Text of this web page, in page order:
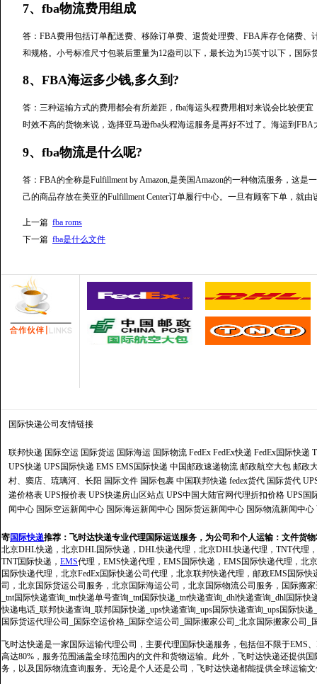
7、fba物流费用组成
答：FBA费用包括订单配送费、移除订单费、退货处理费、FBA库存仓储费
和规格。小号标准尺寸包装后重量为12盎司以下，最长边为15英寸以下，国际
8、FBA海运多少钱,多久到?
答：三种运输方式的费用都会有所差距，fba海运头程费用相对来说会比较便
时效不高的货物来说，选择亚马逊fba头程海运服务是再好不过了。海运到FBA
9、fba物流是什么呢?
答：FBA的全称是Fulfillment by Amazon,是美国Amazon的一种物流服务，这
己的商品存放在美亚的Fulfillment Center订单履行中心。一旦有顾客下单，就
上一篇 fba roms
下一篇 fba是什么文件
国际快递公司 友情链接
联邦快递 国际空运 国际货运 国际海运 国际物流 FedEx FedEx快递 FedEx国际快递
UPS快递 UPS国际快递 EMS EMS国际快递 中国邮政速递物流 邮政航空大包 邮政
村、窦店、琉璃河、长阳 国际文件 国际包裹 中国联邦快递 fedex货代 国际货代
递价格表 UPS报价表 UPS快递房山区站点 UPS中国大陆官网代理折扣价格 UPS国
闻中心 国际空运新闻中心 国际海运新闻中心 国际货运新闻中心 国际物流新闻中心
寄国际快递推荐： 飞时达快递专业代理国际运送服务，为公司和个人运输：文件货
北京DHL快递，北京DHL国际快递，DHL快递代理，北京DHL快递代理，TNT代理
TNT国际快递， EMS代理，EMS快递代理，EMS国际快递，EMS国际快递代理，北
国际快递代理，北京FedEx国际快递公司代理，北京联邦快递代理，邮政EMS国际
司，北京国际货运公司服务，北京国际海运公司，北京国际物流公司服务，国际搬
_tnt国际快递查询_tnt快递单号查询_tnt国际快递_tnt快递查询_dhl快递查询_dhl国际
快递电话_联邦快递查询_联邦国际快递_ups快递查询_ups国际快递查询_ups国际快
国际货运代理公司_国际空运价格_国际空运公司_国际搬家公司_北京国际搬家公司_
飞时达快递是一家国际运输代理公司，主要代理国际快递服务，包括但不限于EMS
高达80%，服务范围涵盖全球范围内的文件和货物运输。此外，飞时达快递还提供
务，以及国际物流查询服务。无论是个人还是公司，飞时达快递都能提供全球运输